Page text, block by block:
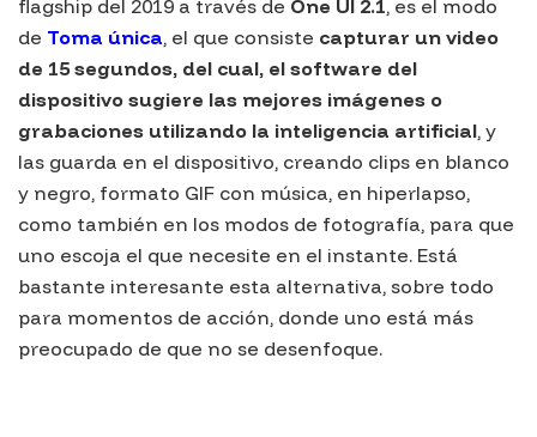
flagship del 2019 a través de One UI 2.1, es el modo
de Toma única, el que consiste capturar un video
de 15 segundos, del cual, el software del
dispositivo sugiere las mejores imágenes o
grabaciones utilizando la inteligencia artificial, y
las guarda en el dispositivo, creando clips en blanco
y negro, formato GIF con música, en hiperlapso,
como también en los modos de fotografía, para que
uno escoja el que necesite en el instante. Está
bastante interesante esta alternativa, sobre todo
para momentos de acción, donde uno está más
preocupado de que no se desenfoque.